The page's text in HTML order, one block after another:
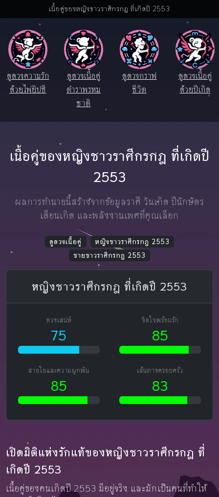
เนื้อคู่ของหญิงชาวราศีกรกฎ ที่เกิดปี 2553
ดูดวงความรัก
ด้วยไพ่ยิปซี
ดูดวงเนื้อคู่
ตำราพรหม
ชาติ
ดูดวงกราฟ
ชีวิต
ดูดวงเนื้อคู่
ด้วยปีเกิด
เนื้อคู่ของหญิงชาวราศีกรกฎ ที่เกิดปี
2553
ผลการทำนายนี้สร้างจากข้อมูลราศี วันเกิด ปีนักษัตร
เดือนเกิด และพลังงานเพศที่คุณเลือก
ดูดวงเนื้อคู่
หญิงชาวราศีกรกฎ 2553
ชายชาวราศีกรกฎ 2553
หญิงชาวราศีกรกฎ ที่เกิดปี 2553
ดวงเสน่ห์
75
จิตใจพร้อมรัก
85
สายใยและความผูกพัน
85
เส้นทางครอบครัว
83
เปิดมิติแห่งรักแท้ของหญิงชาวราศีกรกฎ ที่
เกิดปี 2553
เนื้อคู่ของคนเกิดปี 2553 มีอยู่จริง และมักเป็นคนที่ทำให้